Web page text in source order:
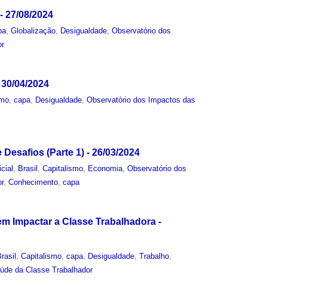
27/08/2024
,Globalização Desigualdade ,Observatório dos
04/2024
,capa Desigualdade ,Observatório dos Impactos das
(Parte 1) - 26/03/2024
, Brasil ,Capitalismo, Economia,Observatório dos
,Conhecimento,capa
Impactar a Classe Trabalhadora -
,Capitalismo,capa, Desigualdade,Trabalho,
da Classe Trabalhador